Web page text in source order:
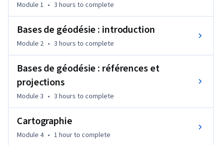
services basés sur la localisation, il s’agit de rester critique et
choisir les outils et jeux de géodonnées adaptés aux besoins
professionnels.
C’est dans cette optique que ce cours propose de développer
les éléments fondamentaux de la géomatique en décrivant
les domaines clés que sont: les références géodésiques, les
techniques d’acquisition des géodonnées, la topométrie, la
représentation du terrain.
Module 1 • 3 hours to complete
Bases de géodésie : introduction
Module 2 • 3 hours to complete
Bases de géodésie : références et
projections
Module 3 • 3 hours to complete
Cartographie
Module 4 • 1 hourto complete